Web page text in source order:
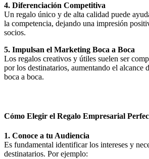
4. Diferenciación Competitiva
Un regalo único y de alta calidad puede
la competencia, dejando una impresión
socios.
5. Impulsan el Marketing Boca a Boca
Los regalos creativos y útiles suelen ser
por los destinatarios, aumentando el alcance
boca a boca.
Cómo Elegir el Regalo Empresarial
1. Conoce a tu Audiencia
Es fundamental identificar los intereses y
destinatarios. Por ejemplo: